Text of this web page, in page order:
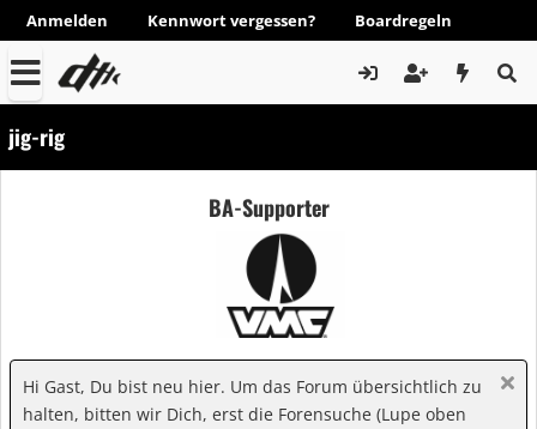
Anmelden Kennwort vergessen? Boardregeln
jig-rig
BA-Supporter
Hi Gast, Du bist neu hier. Um das Forum übersichtlich zu
halten, bitten wir Dich, erst die Forensuche (Lupe oben